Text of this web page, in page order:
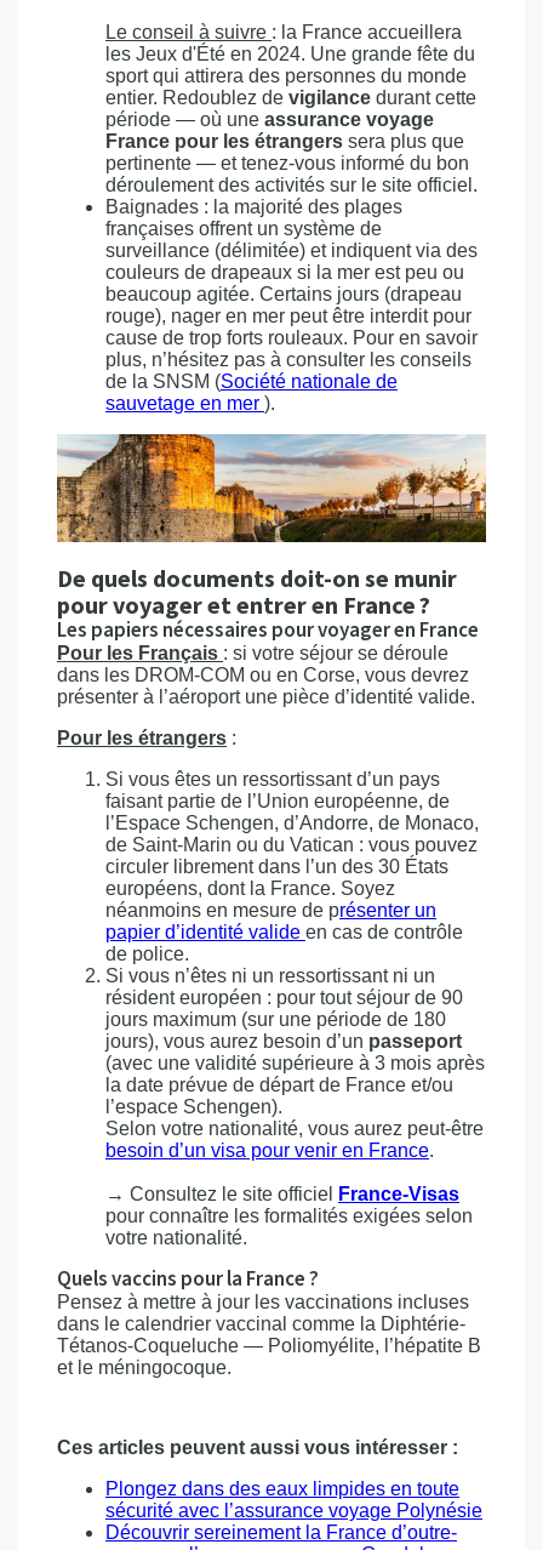
Le conseil à suivre : la France accueillera
les Jeux d'Été en 2024. Une grande fête du
sport qui attirera des personnes du monde
entier. Redoublez de vigilance durant cette
période — où une assurance voyage
France pour les étrangers sera plus que
pertinente — et tenez-vous informé du bon
déroulement des activités sur le site officiel.
Baignades : la majorité des plages
françaises offrent un système de
surveillance (délimitée) et indiquent via des
couleurs de drapeaux si la mer est peu ou
beaucoup agitée. Certains jours (drapeau
rouge), nager en mer peut être interdit pour
cause de trop forts rouleaux. Pour en savoir
plus, n’hésitez pas à consulter les conseils
de la SNSM (Société nationale de
sauvetage en mer ).
De quels documents doit-on se munir
pour voyager et entrer en France ?
Les papiers nécessaires pour voyager en France
Pour les Français : si votre séjour se déroule
dans les DROM-COM ou en Corse, vous devrez
présenter à l’aéroport une pièce d’identité valide.
Pour les étrangers :
Si vous êtes un ressortissant d’un pays
faisant partie de l’Union européenne, de
l’Espace Schengen, d’Andorre, de Monaco,
de Saint-Marin ou du Vatican : vous pouvez
circuler librement dans l’un des 30 États
européens, dont la France. Soyez
néanmoins en mesure de présenter un
papier d’identité valide en cas de contrôle
de police.
Si vous n’êtes ni un ressortissant ni un
résident européen : pour tout séjour de 90
jours maximum (sur une période de 180
jours), vous aurez besoin d’un passeport
(avec une validité supérieure à 3 mois après
la date prévue de départ de France et/ou
l’espace Schengen).
Selon votre nationalité, vous aurez peut-être
besoin d’un visa pour venir en France.
→ Consultez le site officiel
France-Visas
pour connaître les formalités exigées selon
votre nationalité.
Quels vaccins pour la France ?
Pensez à mettre à jour les vaccinations incluses
dans le calendrier vaccinal comme la Diphtérie-
Tétanos-Coqueluche — Poliomyélite, l’hépatite B
et le méningocoque.
Ces articles peuvent aussi vous intéresser :
Plongez dans des eaux limpides en toute
sécurité avec l’assurance voyage Polynésie
Découvrir sereinement la France d’outre-